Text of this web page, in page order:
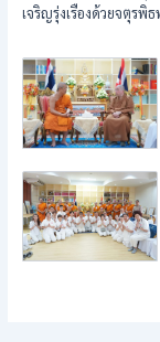
เจริญรุ่งเรืองด้วยจตุรพิ